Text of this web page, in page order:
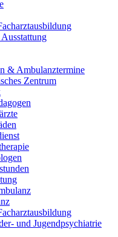
& Ambulanztermine
Zentrum
und Jugendpsychiatrie